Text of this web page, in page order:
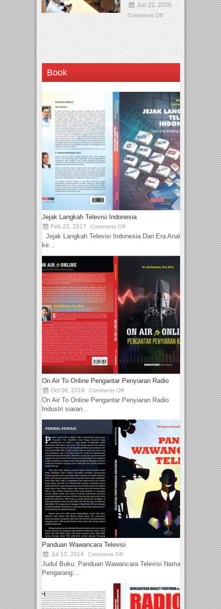
Jun 22, 2026
Comments Off
Book
Jejak Langkah Televisi Indonesia
Feb 22, 2017 Comments Off
Jejak Langkah Televisi Indonesia Dari Era Analog
ke...
On Air To Online Pengantar Penyiaran Radio
Oct 06, 2016 Comments Off
On Air To Online Pengantar Penyiaran Radio
Industri siaran...
Panduan Wawancara Televisi
Jul 10, 2014 Comments Off
Judul Buku: Panduan Wawancara Televisi Nama
Pengarang:...